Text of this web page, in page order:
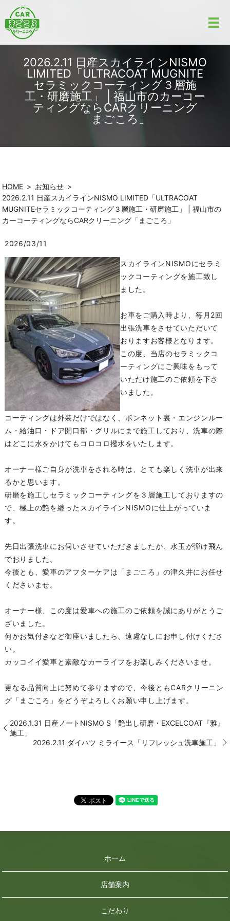
2026.2.11 日産スカイラインNISMO
LIMITED「ULTRACOAT MUGNITE
セラミックコーティング３層施
工・研磨施工」 | 福山市のカーコー
ティングならCARクリーニング
「まごころ」
HOME
お知らせ
2026.2.11 日産スカイラインNISMO LIMITED「ULTRACOAT
MUGNITEセラミックコーティング３層施工・研磨施工」 | 福山市の
カーコーティングならCARクリーニング「まごころ」
2026/03/11
スカイラインNISMOにセラミ
ックコーティングを施工致し
ました。
お車をご購入時より、毎月2回
出張洗車をさせていただいて
おりますお客様となります。
この度、当店のセラミックコ
ーティングにご興味をもって
いただけ施工のご依頼を下さ
いました。
コーティングは外装だけではなく、ボンネット裏・エンジンルー
ム・給油口・ドア開口部・グリルにまで施工しており、洗車の際
はどこに水をかけてもコロコロ撥水をいたします。
オーナー様ご自身が洗車をされる時は、とても楽しく洗車が出来
るかと思います。
研磨を施工しセラミックコーティングを３層施工しておりますの
で、極上の艶を纏ったスカイラインNISMOに仕上がっていま
す。
先日出張洗車にお伺いさせていただきましたが、水玉が弾け飛ん
でおりました。
今後とも、愛車のアフターケアは「まごころ」の津久井にお任せ
くださいませ。
オーナー様、この度は愛車への施工のご依頼を誠にありがとうご
ざいました。
何かお気付きなど御座いましたら、遠慮なしにお申し付けくださ
い。
カッコイイ愛車と素敵なカーライフをお楽しみくださいませ。
更なる品質向上に努めて参りますので、今後ともCARクリーニン
グ「まごころ」をどうぞよろしくお願い申し上げます。
2026.1.31 日産ノートNISMO S「艶出し研磨・EXCELCOAT『雅』
施工」
2026.2.11 ダイハツ ミライース「リフレッシュ洗車施工」
ホーム
店舗案内
こだわり